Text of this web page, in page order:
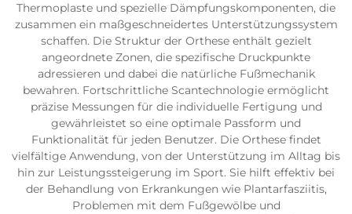
Thermoplaste und spezielle Dämpfungskomponenten, die
zusammen ein maßgeschneidertes Unterstützungssystem
schaffen. Die Struktur der Orthese enthält gezielt
angeordnete Zonen, die spezifische Druckpunkte
adressieren und dabei die natürliche Fußmechanik
bewahren. Fortschrittliche Scantechnologie ermöglicht
präzise Messungen für die individuelle Fertigung und
gewährleistet so eine optimale Passform und
Funktionalität für jeden Benutzer. Die Orthese findet
vielfältige Anwendung, von der Unterstützung im Alltag bis
hin zur Leistungssteigerung im Sport. Sie hilft effektiv bei
der Behandlung von Erkrankungen wie Plantarfasziitis,
Problemen mit dem Fußgewölbe und